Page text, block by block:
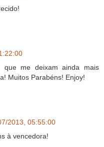
que me deixam ainda mais
Muitos Parabéns! Enjoy!
2013, 05:55:00
à vencedora!